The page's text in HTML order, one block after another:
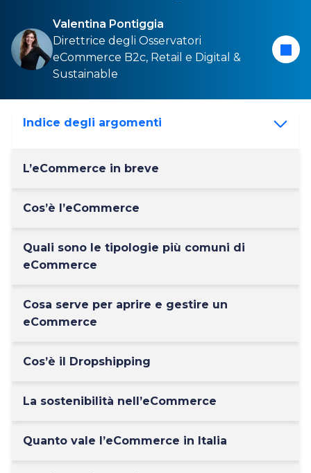
Valentina Pontiggia
Direttrice degli Osservatori
eCommerce B2c, Retail e Digital &
Sustainable
Indice degli argomenti
L’eCommerce in breve
Cos’è l’eCommerce
Quali sono le tipologie più comuni di
eCommerce
Cosa serve per aprire e gestire un
eCommerce
Cos’è il Dropshipping
La sostenibilità nell’eCommerce
Quanto vale l’eCommerce in Italia